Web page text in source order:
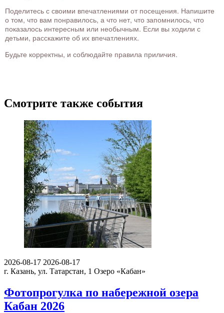
Поделитесь с своими впечатлениями от посещения. Напишите
о том, что вам понравилось, а что нет, что запомнилось, что
показалось интересным или необычным. Если вы ходили с
детьми, расскажите об их впечатлениях.
Будьте корректны, и соблюдайте правила приличия.
Смотрите также события
2026-08-17 2026-08-17
г. Казань, ул. Татарстан, 1 Озеро «Кабан»
Фотопрогулка по набережной озера
Кабан 2026